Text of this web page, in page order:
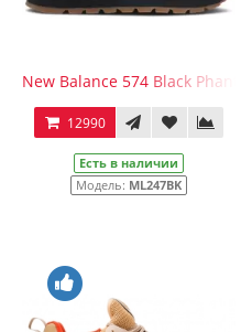
темно-зеленые с серым
New Balance 574 Black
12990
Есть в наличии
Модель: ML247BK